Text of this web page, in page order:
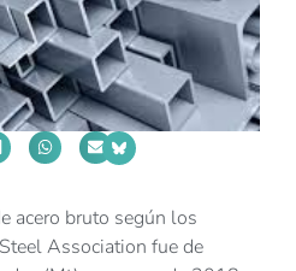
acero bruto según los
Association fue de